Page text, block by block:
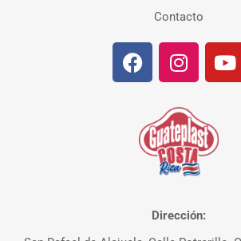
Contacto
Dirección: